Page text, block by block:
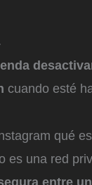
cuando esté
qué
es una red